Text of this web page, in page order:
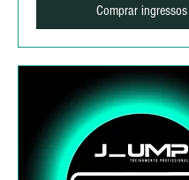
Comprar ingressos